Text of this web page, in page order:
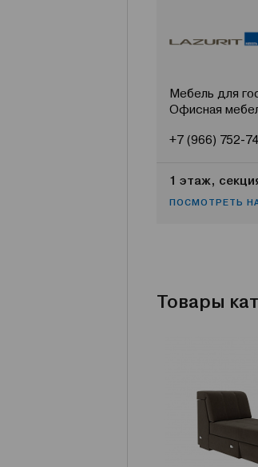
Мебель для
Офисная
+7 (966) 752-
1 этаж,
ПОСМОТРЕТЬ
Товары